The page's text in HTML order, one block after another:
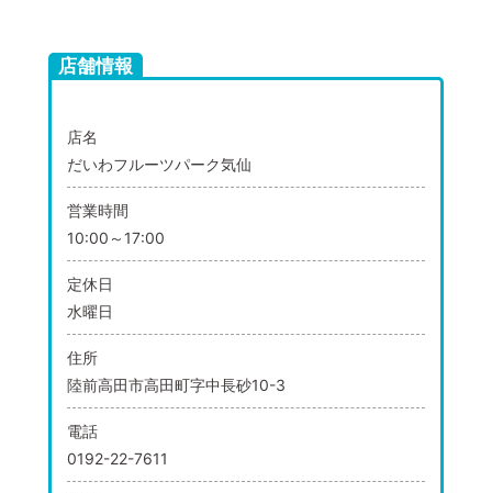
店舗情報
店名
だいわフルーツパーク気仙
営業時間
10:00～17:00
定休日
水曜日
住所
陸前高田市高田町字中長砂10-3
電話
0192-22-7611